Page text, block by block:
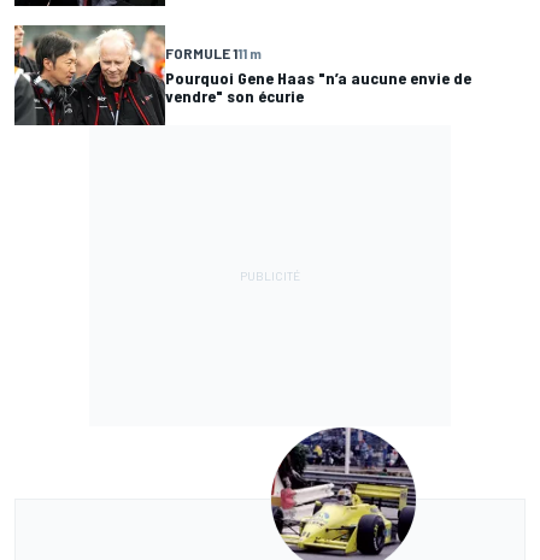
FORMULE 111 m
Pourquoi Gene Haas "n’a aucune envie de
vendre" son écurie